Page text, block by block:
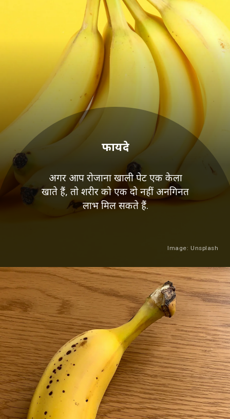
अगर आप रोजाना खाली पेट एक केला
खाते हैं, तो शरीर को एक दो नहीं अनगिनत
लाभ मिल सकते हैं.
फायदे
Image: Unsplash